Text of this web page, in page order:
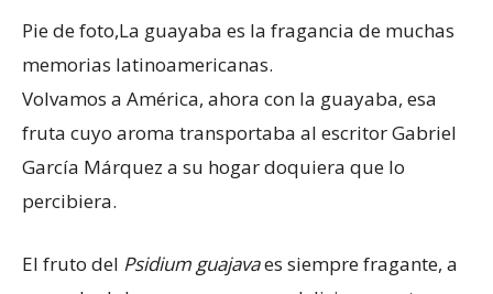
Pie de foto,La guayaba es la fragancia de muchas
memorias latinoamericanas.
Volvamos a América, ahora con la guayaba, esa
fruta cuyo aroma transportaba al escritor Gabriel
García Márquez a su hogar doquiera que lo
percibiera.
El fruto del Psidium guajavaes siempre fragante, a